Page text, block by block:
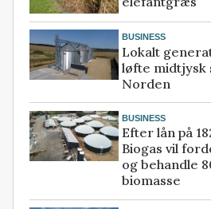
BUSINESS
Lokalt
løfte midtjysk
Norden
BUSINESS
Efter lån på
Biogas vil
og behandle
biomasse